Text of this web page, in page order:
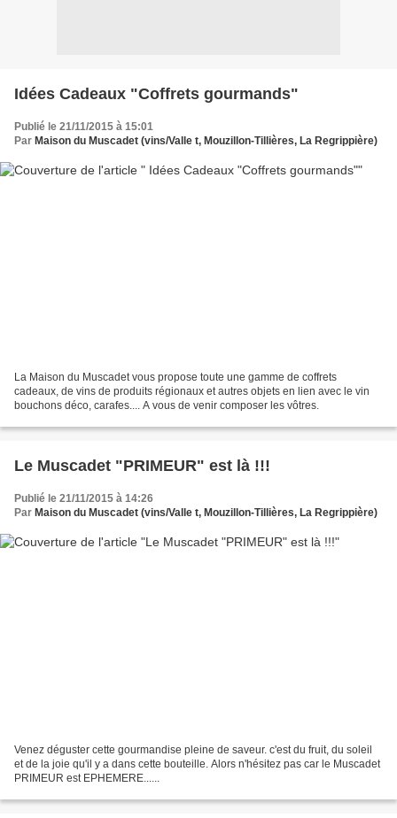
Idées Cadeaux "Coffrets gourmands"
Publié le 21/11/2015 à 15:01
Par Maison du Muscadet (vins/Valle t, Mouzillon-Tillières, La Regrippière)
La Maison du Muscadet vous propose toute une gamme de coffrets
cadeaux, de vins de produits régionaux et autres objets en lien avec le vin
bouchons déco, carafes.... A vous de venir composer les vôtres.
Le Muscadet "PRIMEUR" est là !!!
Publié le 21/11/2015 à 14:26
Par Maison du Muscadet (vins/Valle t, Mouzillon-Tillières, La Regrippière)
Venez déguster cette gourmandise pleine de saveur. c'est du fruit, du soleil
et de la joie qu'il y a dans cette bouteille. Alors n'hésitez pas car le Muscadet
PRIMEUR est EPHEMERE......